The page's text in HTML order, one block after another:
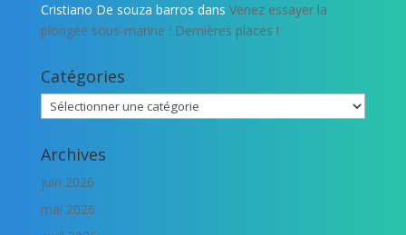
Cristiano De souza barros dans Venez essayer la
plongée sous-marine : Dernières places !
Catégories
Catégories
Archives
juin 2026
mai 2026